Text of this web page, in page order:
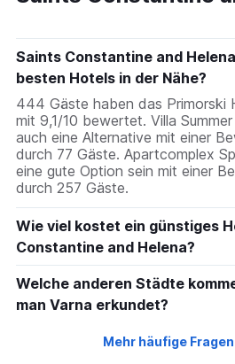
Saints Constantine and
besten Hotels in der Nähe?
444 Gäste haben das Primorski
mit 9,1/10 bewertet. Villa
auch eine Alternative mit einer
durch 77 Gäste. Apartcomplex
eine gute Option sein mit einer
durch 257 Gäste.
Wie viel kostet ein günstiges
Constantine and Helena?
Welche anderen Städte
man Varna erkundet?
Mehr häufige